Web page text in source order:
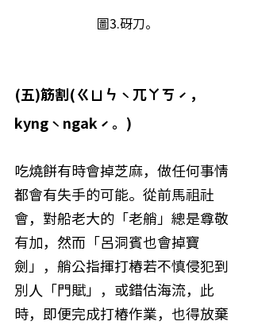
圖3.砑刀。
(五)筋割(ㄍㄩㄣˋ兀ㄚㄎˊ，
kyngˋngakˊ。)
吃燒餅有時會掉芝麻，做任何事情
都會有失手的可能。從前馬祖社
會，對船老大的「老艄」總是尊敬
有加，然而「呂洞賓也會掉寶
劍」，艄公指揮打樁若不慎侵犯到
別人「門賦」，或錯估海流，此
時，即便完成打樁作業，也得放棄